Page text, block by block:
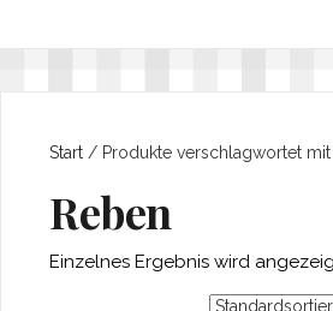
Start / Produkte verschlagwortet mit
Reben
Einzelnes Ergebnis wird